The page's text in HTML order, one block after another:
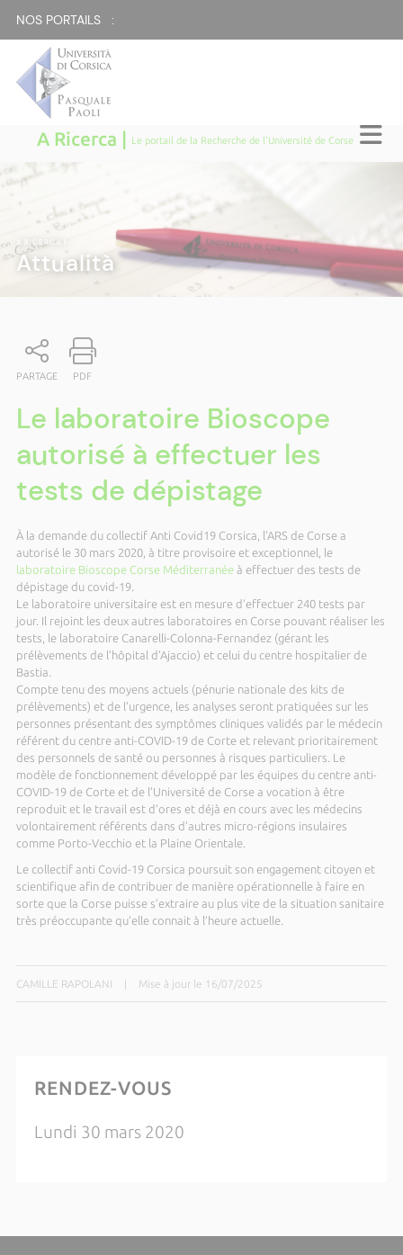
NOS PORTAILS :
A Ricerca | Le portail de la Recherche de l'Université de Corse
A RICERCA
Attualità
PARTAGE PDF
Le laboratoire Bioscope
autorisé à effectuer les
tests de dépistage
À la demande du collectif Anti Covid19 Corsica, l’ARS de Corse a
autorisé le 30 mars 2020, à titre provisoire et exceptionnel, le
laboratoire Bioscope Corse Méditerranée à effectuer des tests de
dépistage du covid-19.
Le laboratoire universitaire est en mesure d’effectuer 240 tests par
jour. Il rejoint les deux autres laboratoires en Corse pouvant réaliser les
tests, le laboratoire Canarelli-Colonna-Fernandez (gérant les
prélèvements de l’hôpital d’Ajaccio) et celui du centre hospitalier de
Bastia.
Compte tenu des moyens actuels (pénurie nationale des kits de
prélèvements) et de l’urgence, les analyses seront pratiquées sur les
personnes présentant des symptômes cliniques validés par le médecin
référent du centre anti-COVID-19 de Corte et relevant prioritairement
des personnels de santé ou personnes à risques particuliers. Le
modèle de fonctionnement développé par les équipes du centre anti-
COVID-19 de Corte et de l’Université de Corse a vocation à être
reproduit et le travail est d’ores et déjà en cours avec les médecins
volontairement référents dans d’autres micro-régions insulaires
comme Porto-Vecchio et la Plaine Orientale.
Le collectif anti Covid-19 Corsica poursuit son engagement citoyen et
scientifique afin de contribuer de manière opérationnelle à faire en
sorte que la Corse puisse s’extraire au plus vite de la situation sanitaire
très préoccupante qu’elle connait à l’heure actuelle.
CAMILLE RAPOLANI Mise à jour le 16/07/2025
RENDEZ-VOUS
Lundi 30 mars 2020